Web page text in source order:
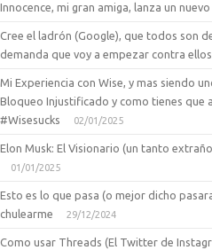
Innocence, mi gran amiga, lanza un nuevo
Cree el ladrón (Google), que todos son
demanda que voy a empezar contra
Mi Experiencia con Wise, y mas siendo
Bloqueo Injustificado y como tienes que
#Wisesucks
02/01/2025
Elon Musk: El Visionario (un tanto
01/01/2025
Esto es lo que pasa (o mejor dicho
chulearme
29/12/2024
Como usar Threads (El Twitter de